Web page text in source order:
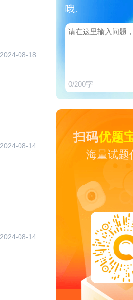
2024-08-18
2024-08-14
2024-08-14
哦。
0/200字
扫码优题
海量试题